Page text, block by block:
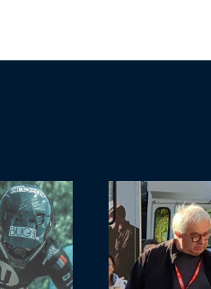
AUVERGNE-RHONE-
AUVERGNE-RHONE-